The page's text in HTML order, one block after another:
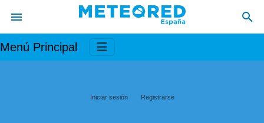
Menú Principal
Iniciar sesión Registrarse